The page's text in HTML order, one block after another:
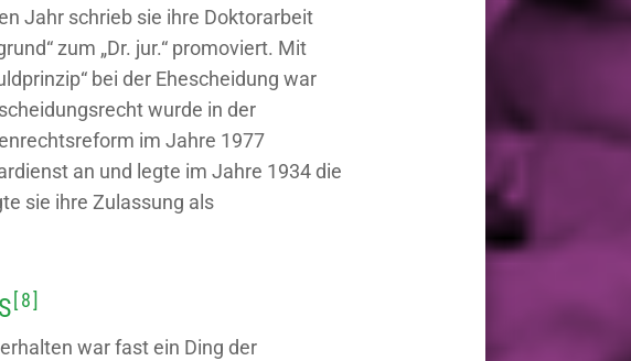
Jahr schrieb sie ihre Doktorarbeit
zum „Dr. jur.“ promoviert. Mit
bei der Ehescheidung war
wurde in der
im Jahre 1977
an und legte im Jahre 1934 die
sie ihre Zulassung als
[8]
war fast ein Ding der